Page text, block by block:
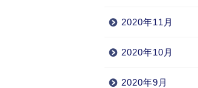
2020年11月
2020年10月
2020年9月